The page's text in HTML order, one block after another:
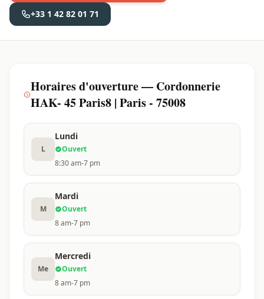
+33 1 42 82 01 71
Horaires d'ouverture — Cordonnerie
HAK- 45 Paris8 | Paris - 75008
L
Lundi
Ouvert
8:30 am-7 pm
M
Mardi
Ouvert
8 am-7 pm
Me
Mercredi
Ouvert
8 am-7 pm